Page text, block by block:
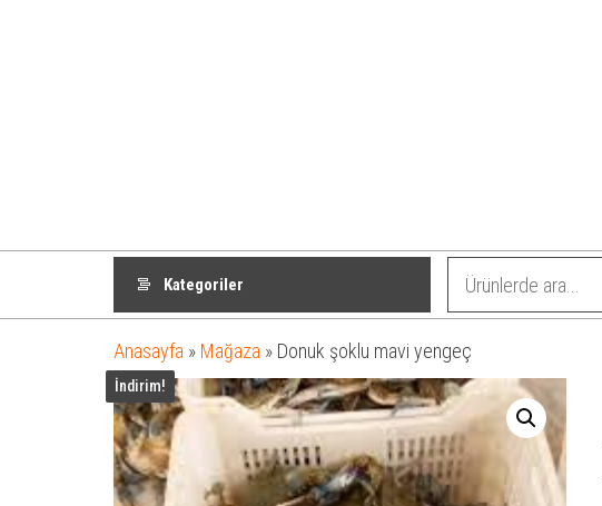
Kategoriler
Anasayfa » Mağaza » Donuk şoklu mavi yengeç
İndirim!